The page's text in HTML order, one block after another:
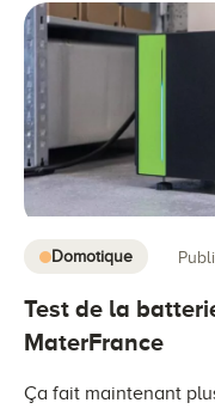
Domotique
Test de la
MaterFrance
Ça fait maintenant